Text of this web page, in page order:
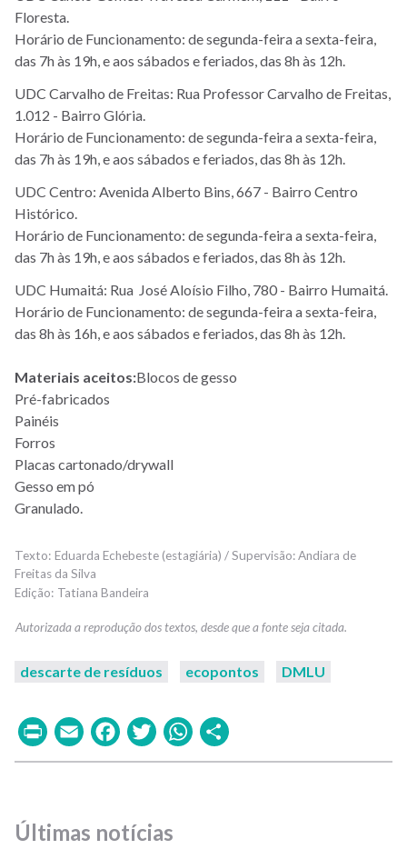
Floresta.
Horário de Funcionamento: de segunda-feira a sexta-feira,
das 7h às 19h, e aos sábados e feriados, das 8h às 12h.
UDC Carvalho de Freitas: Rua Professor Carvalho de Freitas,
1.012 - Bairro Glória.
Horário de Funcionamento: de segunda-feira a sexta-feira,
das 7h às 19h, e aos sábados e feriados, das 8h às 12h.
UDC Centro: Avenida Alberto Bins, 667 - Bairro Centro
Histórico.
Horário de Funcionamento: de segunda-feira a sexta-feira,
das 7h às 19h, e aos sábados e feriados, das 8h às 12h.
UDC Humaitá: Rua José Aloísio Filho, 780 - Bairro Humaitá.
Horário de Funcionamento: de segunda-feira a sexta-feira,
das 8h às 16h, e aos sábados e feriados, das 8h às 12h.
Materiais aceitos:Blocos de gesso
Pré-fabricados
Painéis
Forros
Placas cartonado/drywall
Gesso em pó
Granulado.
Eduarda Echebeste (estagiária) / Supervisão: Andiara de
Freitas da Silva
Tatiana Bandeira
descarte de resíduos ecopontos DMLU
PrintEmailFacebook
TwitterWhatsApp
Últimas notícias